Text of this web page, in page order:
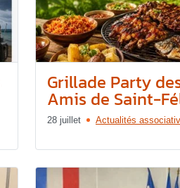
Grillade Party
Amis de Saint-
28 juillet Actualités